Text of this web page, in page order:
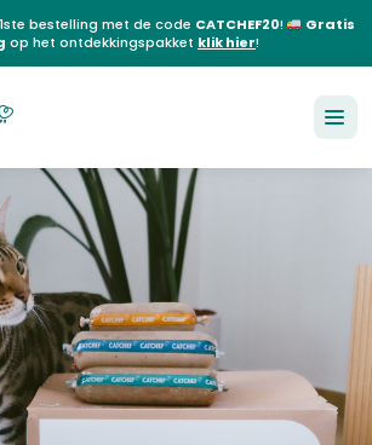
bestelling met de code CATCHEF20!
Gratis
op het ontdekkingspakket klik hier!
EN FR DE